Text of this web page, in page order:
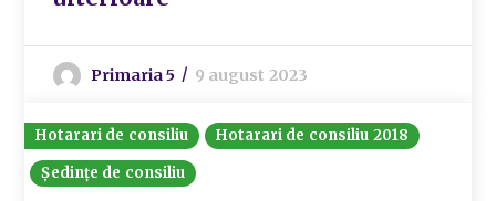
Primaria 5 9 august 2023
Hotarari de consiliu
Hotarari de consiliu 2018
Ședințe de consiliu